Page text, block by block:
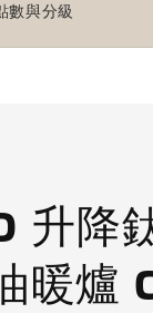
數與分級
升降
暖爐